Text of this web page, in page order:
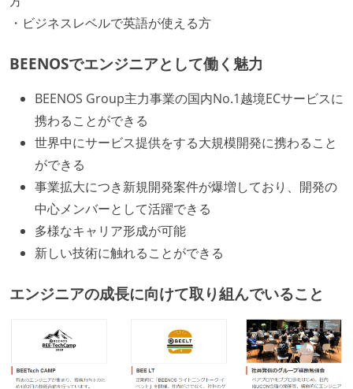
・ビジネスレベルで英語が使える方
BEENOSでエンジニアとして働く魅力
BEENOS Group主力事業の国内No.1越境ECサービスに
携わることができる
世界中にサービス提供をする大規模開発に携わること
ができる
事業拡大につき新規開発案件が爆増しており、開発の
中心メンバーとして活躍できる
多様なキャリア形成が可能
新しい技術に触れることができる
エンジニアの成長に向けて取り組んでいること